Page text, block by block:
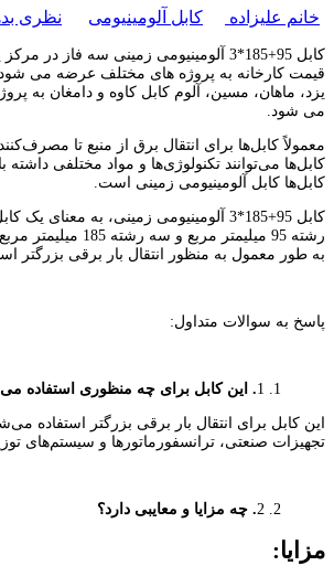
خانم علیزاده کابل آلومینیومی نظری
کابل 95+185*3 آلومینیومی زمینی سه فاز
قیمت کارخانه به پروژه های مختلف عرضه می شود.
یزد، ماهان، مسین، آلوم کابل کاوه و دامغان به
می شود.
معمولاً کابل‌ها برای انتقال برق از منبع تا
کابل‌ها می‌توانند تکنولوژی‌ها و مواد مختلفی داشته
کابل‌ها کابل آلومینیومی زمینی است.
کابل 95+185*3 آلومینیومی زمینی، به معنای
رشته 95 میلیمتر مربع و
به طور معمول به منظور انتقال بار برقی بزرگتر
پاسخ به سوالات متداول:
1. این کابل برای چه منظوری استفاده
این کابل برای انتقال بار برقی بزرگتر استفاده
تجهیزات صنعتی، ترانسفورماتورها و سیستم‌های
2. چه مزایا و معایبی دارد؟
مزایا: